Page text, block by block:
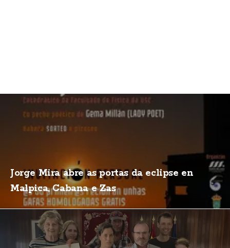
Jorge Mira abre as portas da eclipse en
Malpica, Cabana e Zas